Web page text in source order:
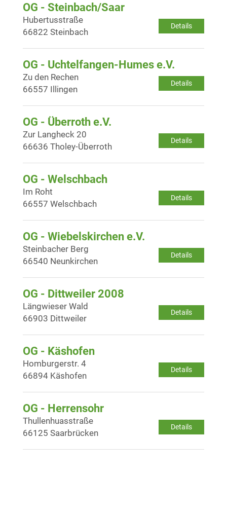
OG - Steinbach/Saar
Details
Hubertusstraße
66822 Steinbach
OG - Uchtelfangen-Humes e.V.
Details
Zu den Rechen
66557 Illingen
OG - Überroth e.V.
Details
Zur Langheck 20
66636 Tholey-Überroth
OG - Welschbach
Details
Im Roht
66557 Welschbach
OG - Wiebelskirchen e.V.
Details
Steinbacher Berg
66540 Neunkirchen
OG - Dittweiler 2008
Details
Längwieser Wald
66903 Dittweiler
OG - Käshofen
Details
Homburgerstr. 4
66894 Käshofen
OG - Herrensohr
Details
Thullenhuasstraße
66125 Saarbrücken